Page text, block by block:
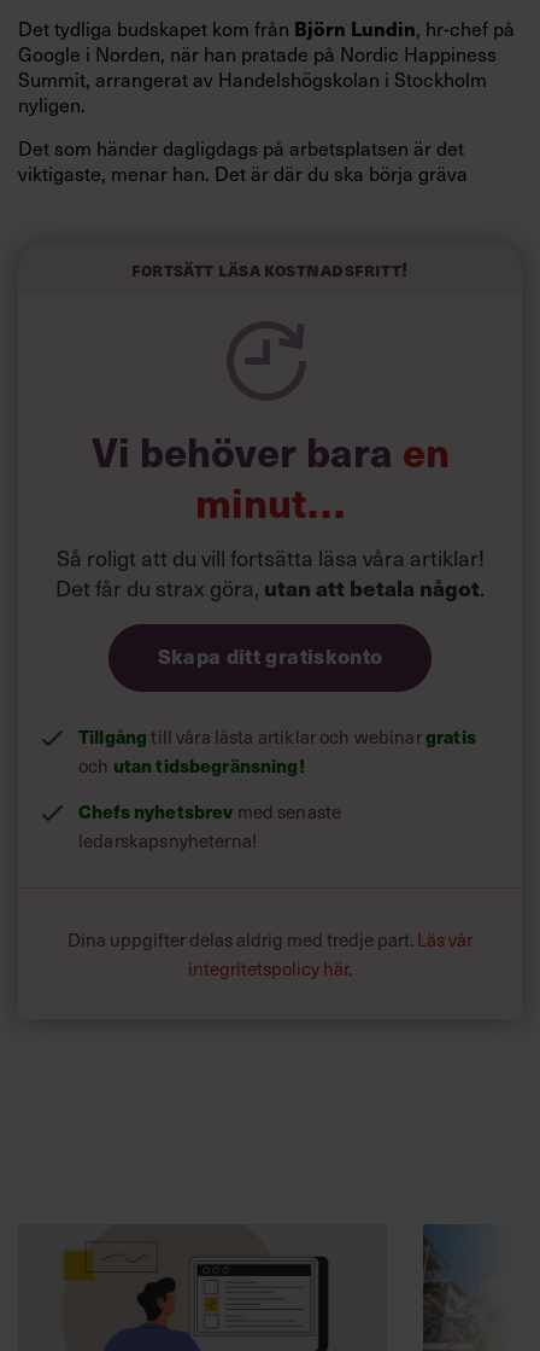
Det tydliga budskapet kom från Björn Lundin, hr-chef på
Google i Norden, när han pratade på Nordic Happiness
Summit, arrangerat av Handelshögskolan i Stockholm
nyligen.
Det som händer dagligdags på arbetsplatsen är det
viktigaste, menar han. Det är där du ska börja gräva
och höjt arbetsglädjen på Google:
Fortsätt läsa kostnadsfritt!
Vi behöver bara en
minut…
Så roligt att du vill fortsätta läsa våra artiklar!
Det får du strax göra, utan att betala något.
Skapa ditt gratiskonto
Tillgångtill våra låsta artiklar och webinargratis
och utan tidsbegränsning!
Chefs nyhetsbrev med senaste
ledarskapsnyheterna!
Dina uppgifter delas aldrig med tredje part. Läs vår
integritetspolicy här.